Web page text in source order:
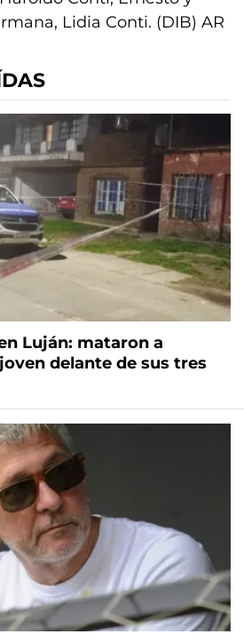
Lidia Conti. (DIB) AR
Luján: mataron a
delante de sus tres